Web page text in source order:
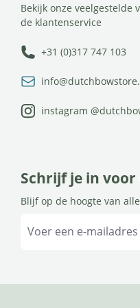
Bekijk onze veelgestelde
de klantenservice
+31 (0)317 747 103
instagram
Schrijf je in
Blijf op de hoogte van